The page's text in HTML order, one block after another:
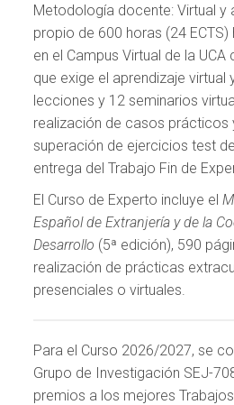
Metodología docente: Virtual y
propio de 600 horas (24
en el Campus Virtual de la
que exige el aprendizaje virtual
lecciones y 12 seminarios
realización de casos prácticos
superación de ejercicios test
entrega del Trabajo Fin de
El Curso de Experto incluye el
Español de Extranjería y de la
Desarrollo (5ª edición), 590
realización de prácticas
presenciales o virtuales.
Para el Curso 2026/2027, se
Grupo de Investigación SEJ-
premios a los mejores